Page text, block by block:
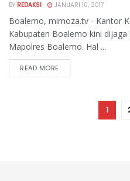
BY REDAKSI JANUARI 10, 2017
Boalemo, mimoza.tv - Kantor
Kabupaten Boalemo kini
Mapolres Boalemo. Hal ...
READ MORE
1